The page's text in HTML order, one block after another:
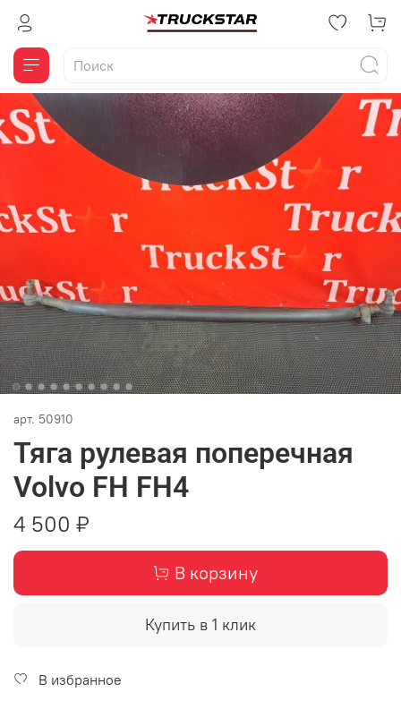
арт. 50910
Тяга рулевая поперечная
Volvo FH FH4
4 500 ₽
В корзину
Купить в 1 клик
В избранное